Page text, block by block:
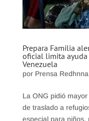
Prepara Familia
oficial limita ayuda
Venezuela
por Prensa Redhnna
La ONG pidió
de traslado a
especial para niños,